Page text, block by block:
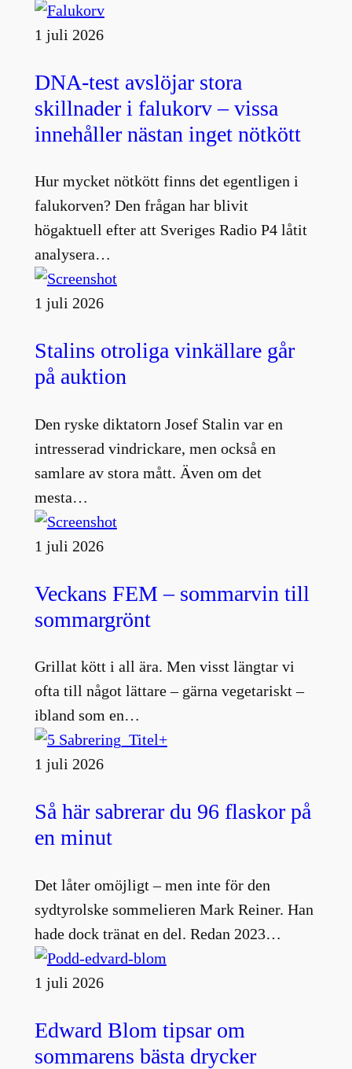
1 juli 2026
DNA-test avslöjar stora
skillnader i falukorv – vissa
innehåller nästan inget nötkött
Hur mycket nötkött finns det egentligen i
falukorven? Den frågan har blivit
högaktuell efter att Sveriges Radio P4 låtit
analysera…
1 juli 2026
Stalins otroliga vinkällare går
på auktion
Den ryske diktatorn Josef Stalin var en
intresserad vindrickare, men också en
samlare av stora mått. Även om det
mesta…
1 juli 2026
Veckans FEM – sommarvin till
sommargrönt
Grillat kött i all ära. Men visst längtar vi
ofta till något lättare – gärna vegetariskt –
ibland som en…
1 juli 2026
Så här sabrerar du 96 flaskor på
en minut
Det låter omöjligt – men inte för den
sydtyrolske sommelieren Mark Reiner. Han
hade dock tränat en del. Redan 2023…
1 juli 2026
Edward Blom tipsar om
sommarens bästa drycker